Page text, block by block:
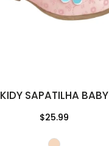
KIDY SAPATILHA BABY
$25.99